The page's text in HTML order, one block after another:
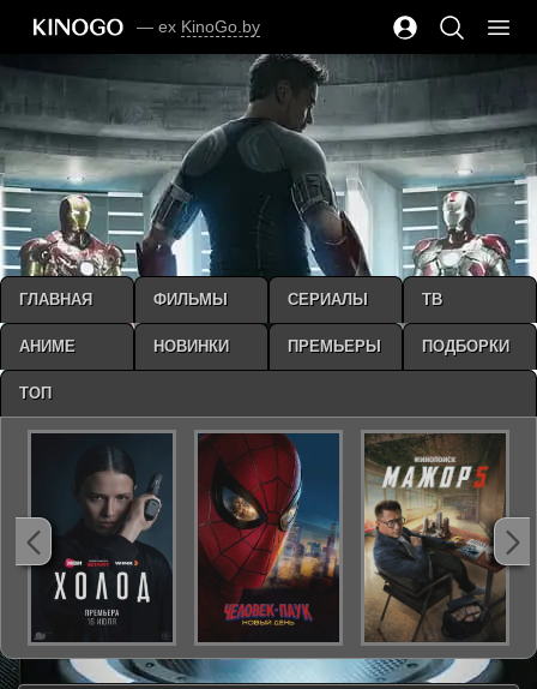
— ex KinoGo.by
ГЛАВНАЯ ФИЛЬМЫ СЕРИАЛЫ ТВ
АНИМЕ НОВИНКИ ПРЕМЬЕРЫ ПОДБОРКИ
ТОП